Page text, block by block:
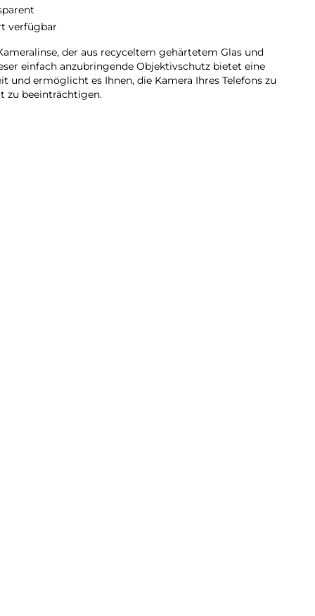
verfügbar
der aus recyceltem gehärtetem Glas und
einfach anzubringende Objektivschutz bietet eine
und ermöglicht es Ihnen, die Kamera Ihres Telefons zu
zu beeinträchtigen.